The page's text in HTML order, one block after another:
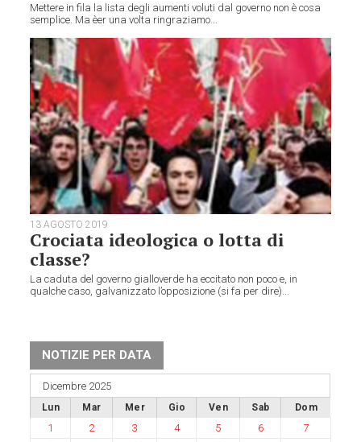
Mettere in fila la lista degli aumenti voluti dal governo non è cosa
semplice. Ma èer una volta ringraziamo...
13 AGOSTO 2019
Crociata ideologica o lotta di
classe?
La caduta del governo gialloverde ha eccitato non poco e, in
qualche caso, galvanizzato l’opposizione (si fa per dire)...
NOTIZIE PER DATA
Dicembre 2025
Lun Mar Mer Gio Ven Sab Dom
1 2 3 4 5 6
7